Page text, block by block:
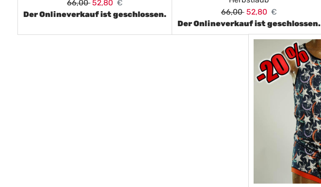
66,00 52,80 €
Der Onlineverkauf ist geschlossen.
66,00 52,80 €
Der Onlineverkauf ist geschlossen.